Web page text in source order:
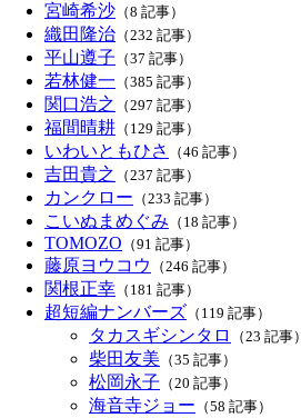
宮崎希沙 （8 記事）
織田隆治 （232 記事）
平山遵子 （37 記事）
若林健一 （385 記事）
関口浩之 （297 記事）
福間晴耕 （129 記事）
いわいともひさ （46 記事）
吉田貴之 （237 記事）
カンクロー （233 記事）
こいぬまめぐみ （18 記事）
TOMOZO （91 記事）
藤原ヨウコウ （246 記事）
関根正幸 （181 記事）
超短編ナンバーズ （119 記事）
タカスギシンタロ （23 記事）
柴田友美 （35 記事）
松岡永子 （20 記事）
海音寺ジョー （58 記事）